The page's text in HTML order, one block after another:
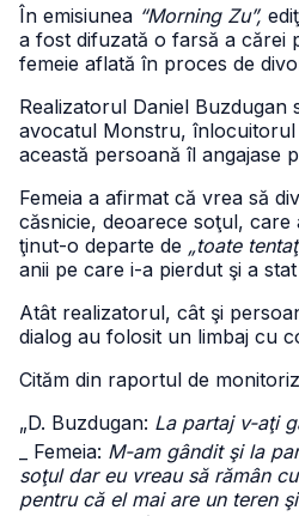
În emisiunea “Morning Zu”,
a fost difuzată o farsă a cărei
femeie aflată în proces de
Realizatorul Daniel Buzdugan
avocatul Monstru,
această persoană îl angajase
Femeia a afirmat că vrea să
căsnicie, deoarece soţul,
ţinut-o departe de „toate
anii pe care i-a pierdut şi a
Atât realizatorul, cât şi
dialog au folosit un limbaj cu
Cităm din raportul de
„D. Buzdugan: La partaj v-aţi
_ Femeia: M-am gândit şi la
soţul dar eu vreau să rămân
pentru că el mai are un teren